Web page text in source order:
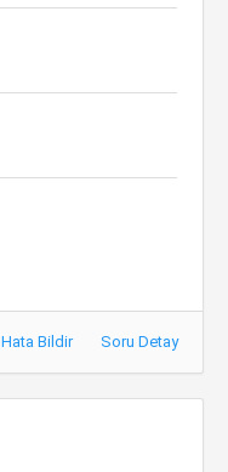
Hata Bildir Soru Detay